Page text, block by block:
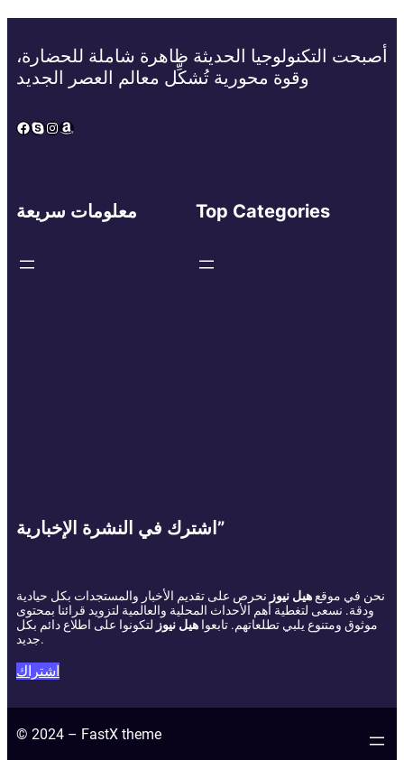
أصبحت التكنولوجيا الحديثة ظاهرة شاملة للحضارة،
وقوة محورية تُشكِّل معالم العصر الجديد
Facebook
Skype
Instagram
Amazon
معلومات سريعة Top Categories
اشترك في النشرة الإخبارية”
نحن في موقع هيل نيوز نحرص على تقديم الأخبار والمستجدات بكل حيادية
ودقة. نسعى لتغطية أهم الأحداث المحلية والعالمية لتزويد قرائنا بمحتوى
موثوق ومتنوع يلبي تطلعاتهم. تابعوا هيل نيوز لتكونوا على اطلاع دائم بكل
جديد.
اشتراك
© 2024 – FastX theme